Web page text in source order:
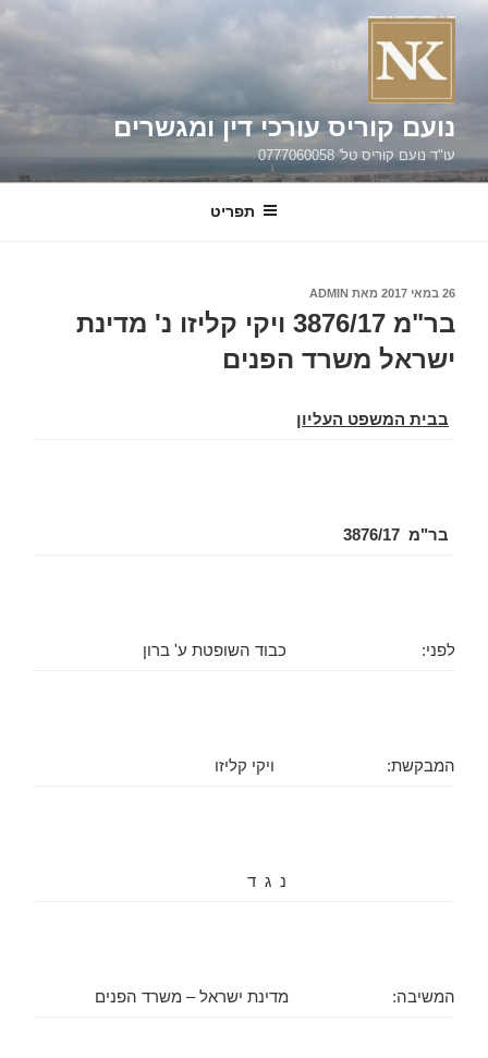
דילוג
נועם קוריס עורכי דין ומגשרים
עו"ד נועם קוריס טל' 0777060058
תפריט
פורסם
26 במאי 2017 מאת ADMIN
בר"מ 3876/17 ויקי קליזו נ' מדינת
ישראל משרד הפנים
בבית המשפט העליון
בר"מ 3876/17
לפני: כבוד השופטת ע' ברון
המבקשת: ויקי קליזו
נ ג ד
המשיבה: מדינת ישראל – משרד הפנים